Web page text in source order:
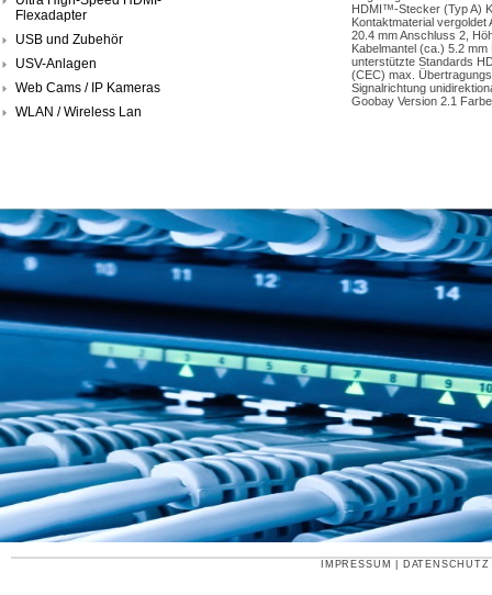
Flexadapter
USB und Zubehör
USV-Anlagen
Web Cams / IP Kameras
WLAN / Wireless Lan
HDMI™-Stecker (Typ A)
Kontaktmaterial
20.4 mm Anschluss 2,
Kabelmantel (ca.) 5.2
unterstützte Standards
(CEC) max.
Signalrichtung
Goobay Version 2.1
IMPRESSUM DATENSCHUTZ